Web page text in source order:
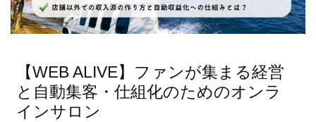
【WEB ALIVE】ファンが集まる経営
と自動集客・仕組化のためのオンラ
インサロン